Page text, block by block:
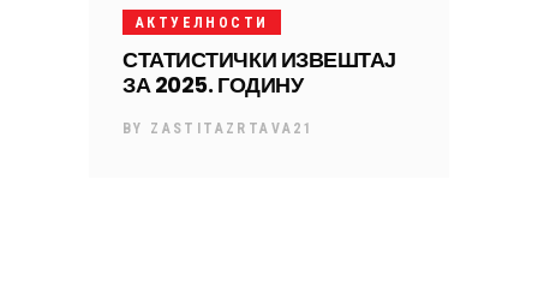
АКТУЕЛНОСТИ
СТАТИСТИЧКИ ИЗВЕШТАЈ
ЗА 2025. ГОДИНУ
BY ZASTITAZRTAVA21